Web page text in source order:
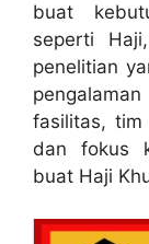
buat
seperti
penelitian
fasilitas, tim
dan fokus
buat Haji